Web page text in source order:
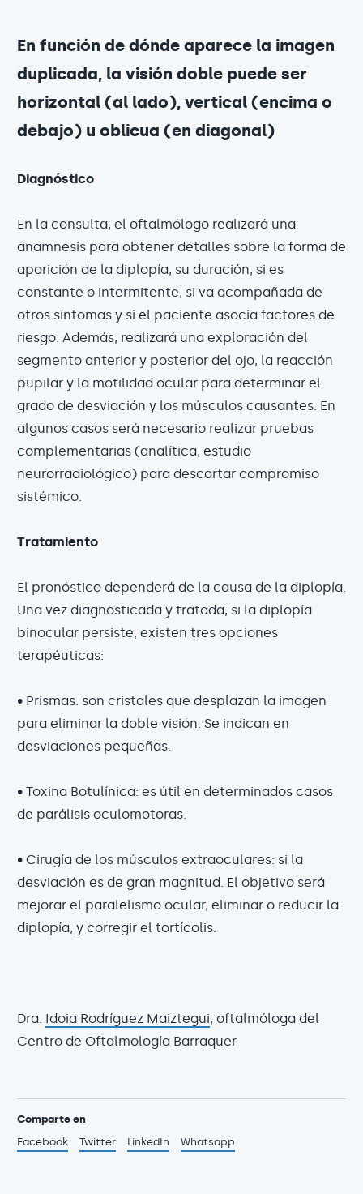
En función de dónde aparece la imagen
duplicada, la visión doble puede ser
horizontal (al lado), vertical (encima o
debajo) u oblicua (en diagonal)
Diagnóstico
En la consulta, el oftalmólogo realizará una
anamnesis para obtener detalles sobre la forma de
aparición de la diplopía, su duración, si es
constante o intermitente, si va acompañada de
otros síntomas y si el paciente asocia factores de
riesgo. Además, realizará una exploración del
segmento anterior y posterior del ojo, la reacción
pupilar y la motilidad ocular para determinar el
grado de desviación y los músculos causantes. En
algunos casos será necesario realizar pruebas
complementarias (analítica, estudio
neurorradiológico) para descartar compromiso
sistémico.
Tratamiento
El pronóstico dependerá de la causa de la diplopía.
Una vez diagnosticada y tratada, si la diplopía
binocular persiste, existen tres opciones
terapéuticas:
• Prismas: son cristales que desplazan la imagen
para eliminar la doble visión. Se indican en
desviaciones pequeñas.
• Toxina Botulínica: es útil en determinados casos
de parálisis oculomotoras.
• Cirugía de los músculos extraoculares: si la
desviación es de gran magnitud. El objetivo será
mejorar el paralelismo ocular, eliminar o reducir la
diplopía, y corregir el tortícolis.
Dra. Idoia Rodríguez Maiztegui, oftalmóloga del
Centro de Oftalmología Barraquer
Comparte en
Facebook
Twitter LinkedIn Whatsapp